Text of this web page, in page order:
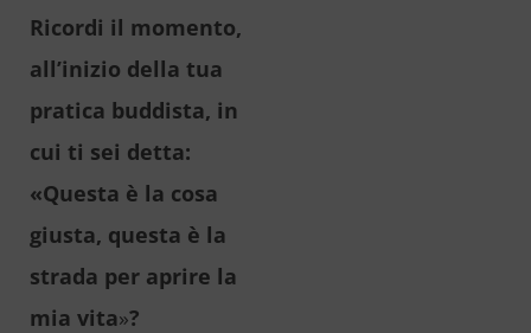
Ricordi il momento,
all’inizio della tua
pratica buddista, in
cui ti sei detta:
«Questa è la cosa
giusta, questa è la
strada per aprire la
mia vita»?